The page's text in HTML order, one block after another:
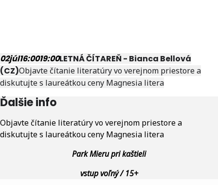
02júl16:0019:00LETNÁ ČÍTAREŇ - Bianca Bellová
(CZ)Objavte čítanie literatúry vo verejnom priestore a
diskutujte s laureátkou ceny Magnesia litera
Ďalšie info
Objavte čítanie literatúry vo verejnom priestore a
diskutujte s laureátkou ceny Magnesia litera
Park Mieru pri kaštieli
vstup voľný / 15+